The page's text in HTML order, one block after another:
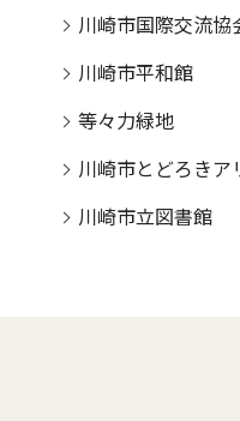
川崎市国際交流協
川崎市平和館
等々力緑地
川崎市とどろきア
川崎市立図書館